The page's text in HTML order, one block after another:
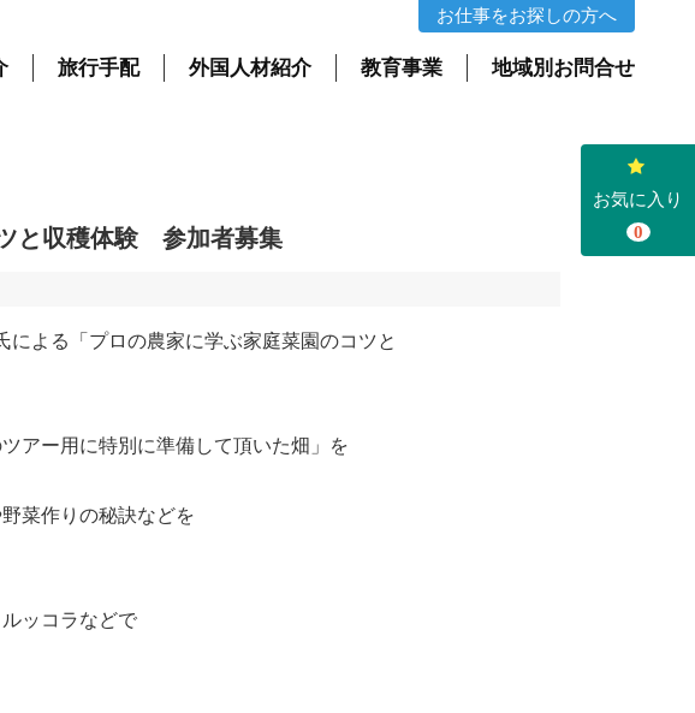
12/2（土）群馬・前橋 プロの農家に学ぶ家庭菜園のコツと収穫体験 参加者募集 | コラム | 株式会社アステージ
お仕事をお探しの方へ
旅行手配 外国人材紹介 教育事業 地域別お問合せ
お気に入り
0
と収穫体験 参加者募集
よる「プロの農家に学ぶ家庭菜園のコツと
アー用に特別に準備して頂いた畑」を
菜作りの秘訣などを
ッコラなどで